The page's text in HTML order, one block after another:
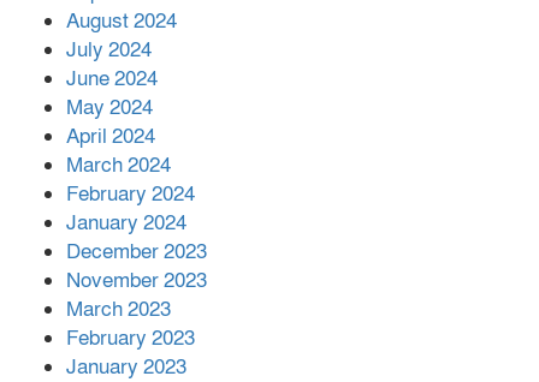
August 2024
July 2024
June 2024
May 2024
April 2024
March 2024
February 2024
January 2024
December 2023
November 2023
March 2023
February 2023
January 2023